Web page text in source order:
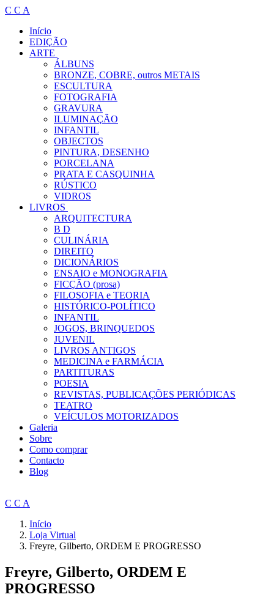
C C A
Início
EDIÇÃO
ARTE
ÁLBUNS
BRONZE, COBRE, outros METAIS
ESCULTURA
FOTOGRAFIA
GRAVURA
ILUMINAÇÃO
INFANTIL
OBJECTOS
PINTURA, DESENHO
PORCELANA
PRATA E CASQUINHA
RÚSTICO
VIDROS
LIVROS
ARQUITECTURA
B D
CULINÁRIA
DIREITO
DICIONÁRIOS
ENSAIO e MONOGRAFIA
FICÇÃO (prosa)
FILOSOFIA e TEORIA
HISTÓRICO-POLÍTICO
INFANTIL
JOGOS, BRINQUEDOS
JUVENIL
LIVROS ANTIGOS
MEDICINA e FARMÁCIA
PARTITURAS
POESIA
REVISTAS, PUBLICAÇÕES PERIÓDICAS
TEATRO
VEÍCULOS MOTORIZADOS
Galeria
Sobre
Como comprar
Contacto
Blog
C C A
Início
Loja Virtual
Freyre, Gilberto, ORDEM E PROGRESSO
Freyre, Gilberto, ORDEM E
PROGRESSO